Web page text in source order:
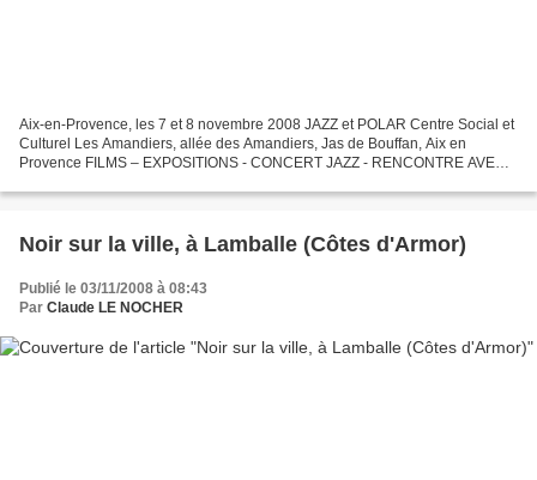
Aix-en-Provence, les 7 et 8 novembre 2008 JAZZ et POLAR Centre Social et
Culturel Les Amandiers, allée des Amandiers, Jas de Bouffan, Aix en
Provence FILMS – EXPOSITIONS - CONCERT JAZZ - RENCONTRE AVEC
Noir sur la ville, à Lamballe (Côtes d'Armor)
Publié le 03/11/2008 à 08:43
Par Claude LE NOCHER